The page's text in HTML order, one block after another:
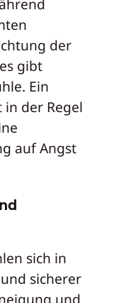
der
gibt
Ein
der Regel
auf Angst
sich in
sicherer